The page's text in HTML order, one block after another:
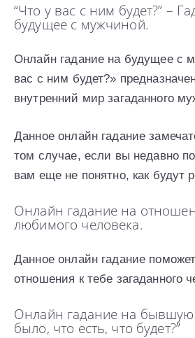
“Что у вас с ним будет?” –
будущее с мужчиной.
Онлайн гадание на будущее с
вас с ним будет?»
внутренний мир загаданного
Данное онлайн гадание
том случае, если вы недавно
вам еще не понятно, как будут
Онлайн гадание на
любимого человека.
Данное онлайн гадание
отношения к тебе загаданного
Онлайн гадание на
было, что есть, что будет?”